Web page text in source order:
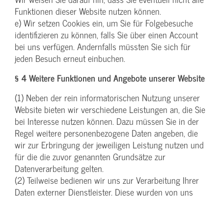
Funktionen dieser Website nutzen können.
e) Wir setzen Cookies ein, um Sie für Folgebesuche
identifizieren zu können, falls Sie über einen Account
bei uns verfügen. Andernfalls müssten Sie sich für
jeden Besuch erneut einbuchen.
§ 4 Weitere Funktionen und Angebote unserer Website
(1) Neben der rein informatorischen Nutzung unserer
Website bieten wir verschiedene Leistungen an, die Sie
bei Interesse nutzen können. Dazu müssen Sie in der
Regel weitere personenbezogene Daten angeben, die
wir zur Erbringung der jeweiligen Leistung nutzen und
für die die zuvor genannten Grundsätze zur
Datenverarbeitung gelten.
(2) Teilweise bedienen wir uns zur Verarbeitung Ihrer
Daten externer Dienstleister. Diese wurden von uns